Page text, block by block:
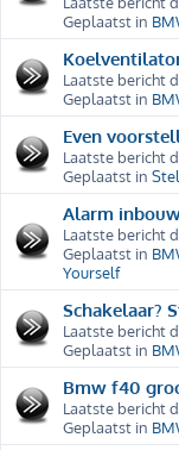
Geplaatst in
Laatste bericht
Geplaatst in
Even
Laatste bericht
Geplaatst in
Alarm
Laatste bericht
Geplaatst in
Yourself
Schakelaar?
Laatste bericht
Geplaatst in
Bmw f40
Laatste bericht
Geplaatst in